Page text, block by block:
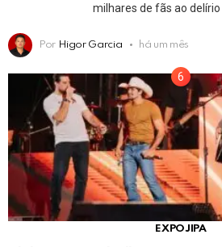
milhares de fãs ao delírio
Por Higor Garcia há um mês
EXPOJIPA